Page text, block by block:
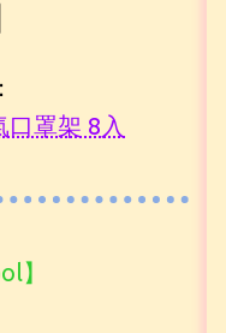
罩架 8入
】